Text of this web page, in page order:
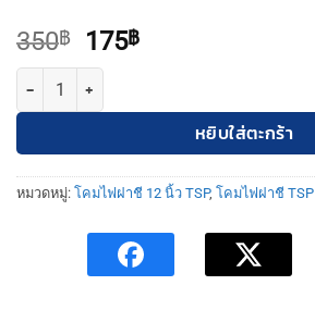
350฿
Original
price
was:
350฿.
175฿Current
175฿.
จำนวน TSP ฝาชี 9" ปากบาน (เฉพาะฝา) ชิ้น
หยิบใส่ตะกร้า
หมวดหมู่: โคมไฟฝาชี 12 นิ้ว TSP, โคมไฟฝาชี TSP